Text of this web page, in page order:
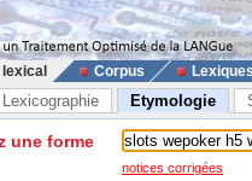
Corpus
Lexicographie Etymologie
une forme
notices corrigées